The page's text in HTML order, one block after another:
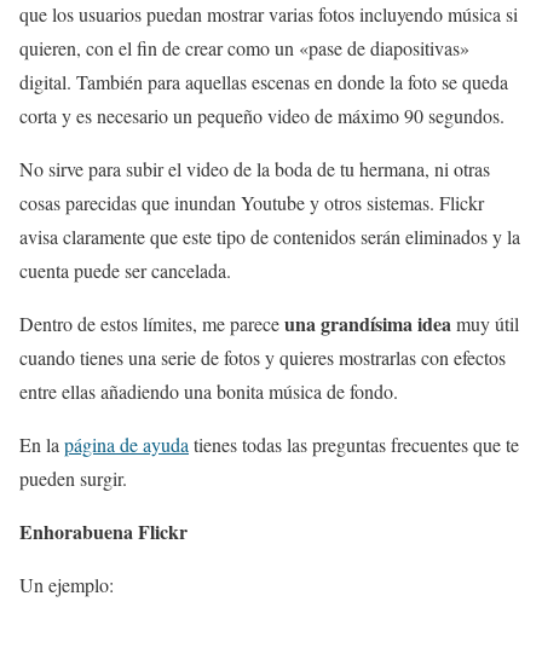
que los usuarios puedan mostrar varias fotos incluyendo música si
quieren, con el fin de crear como un «pase de diapositivas»
digital. También para aquellas escenas en donde la foto se queda
corta y es necesario un pequeño video de máximo 90 segundos.
No sirve para subir el video de la boda de tu hermana, ni otras
cosas parecidas que inundan Youtube y otros sistemas. Flickr
avisa claramente que este tipo de contenidos serán eliminados y la
cuenta puede ser cancelada.
Dentro de estos límites, me pareceuna grandísima ideamuy útil
cuando tienes una serie de fotos y quieres mostrarlas con efectos
entre ellas añadiendo una bonita música de fondo.
En la página de ayuda tienes todas las preguntas frecuentes que te
pueden surgir.
Enhorabuena Flickr
Un ejemplo: